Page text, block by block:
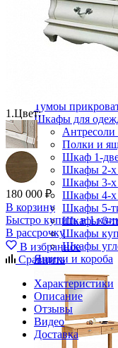
Кровати
Кровати
Кровати
Кровати
Решетки и
Тумбы
Шкафы для
Полки и
Шкаф 1-
Шкафы 2-х
Шкафы 3-х
Шкафы 4-х
Шкафы 5-
Шкафы 6-
Шкафы
Шкафы
Ящики и короба
1.Цвет:
180 000 ₽
В корзину
Быстро купить в 1
В рассрочку
В избранное
Сравнить
Характеристики
Описание
Отзывы
Видео
Доставка